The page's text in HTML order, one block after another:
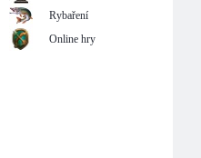
Rybaření
Online hry